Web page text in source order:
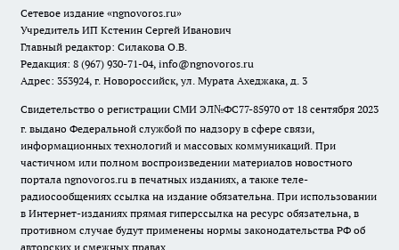
Сетевое издание «ngnovoros.ru»
Учредитель ИП Кстенин Сергей Иванович
Главный редактор: Силакова О.В.
Редакция: 8 (967) 930-71-04, info@ngnovoros.ru
Адрес: 353924, г. Новороссийск, ул. Мурата Ахеджака, д. 3
Свидетельство о регистрации СМИ ЭЛ№ФС77-85970 от 18 сентября 2023
г. выдано Федеральной службой по надзору в сфере связи,
информационных технологий и массовых коммуникаций. При
частичном или полном воспроизведении материалов новостного
портала ngnovoros.ru в печатных изданиях, а также теле-
радиосообщениях ссылка на издание обязательна. При использовании
в Интернет-изданиях прямая гиперссылка на ресурс обязательна, в
противном случае будут применены нормы законодательства РФ об
авторских и смежных правах.